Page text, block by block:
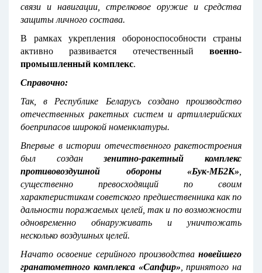
связи и навигации, стрелковое оружие и средства
защиты личного состава.
В рамках укрепления обороноспособности страны
активно развивается отечественный военно-
промышленный комплекс.
Справочно:
Так, в Республике Беларусь создано производство
отечественных ракетных систем и артиллерийских
боеприпасов широкой номенклатуры.
Впервые в истории отечественного ракетостроения
был созданзенитно-ракетный комплекс
противовоздушной обороны
«Бук-МБ2К»
существенно превосходящий по своим
характеристикам советского предшественника как по
дальности поражаемых целей, так и по возможности
одновременно обнаруживать и уничтожать
несколько воздушных целей.
Начато освоение серийного производства новейшего
гранатометного комплекса «Сапфир» , принятого на